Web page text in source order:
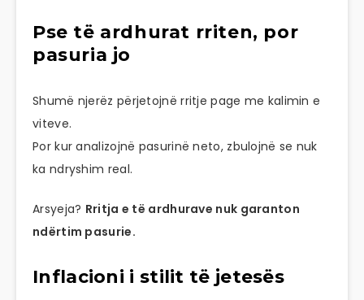
Pse të ardhurat rriten, por
pasuria jo
Shumë njerëz përjetojnë rritje page me kalimin e
viteve.
Por kur analizojnë pasurinë neto, zbulojnë se nuk
ka ndryshim real.
Arsyeja? Rritja e të ardhurave nuk garanton
ndërtim pasurie.
Inflacioni i stilit të jetesës